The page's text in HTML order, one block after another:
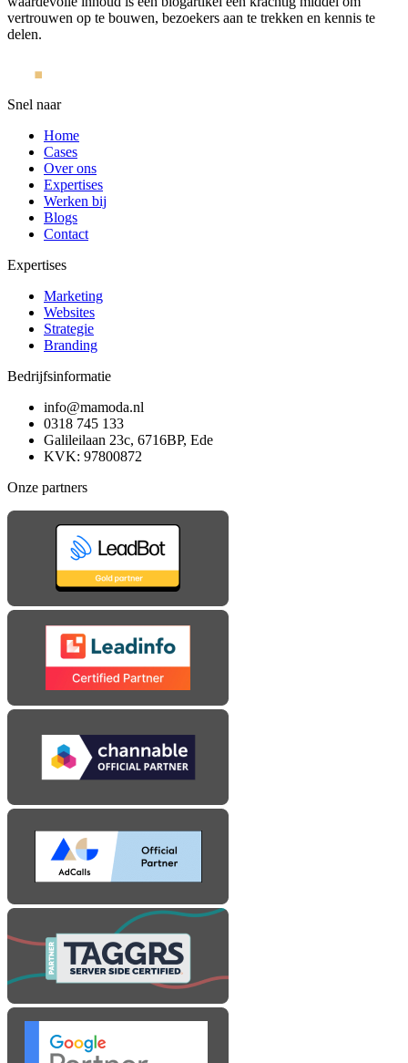
vertrouwen op te bouwen, bezoekers aan te trekken en kennis te
delen.
Snel naar
Home
Cases
Over ons
Expertises
Werken bij
Blogs
Contact
Expertises
Marketing
Websites
Strategie
Branding
Bedrijfsinformatie
info@mamoda.nl
0318 745 133
Galileilaan 23c, 6716BP, Ede
KVK: 97800872
Onze partners